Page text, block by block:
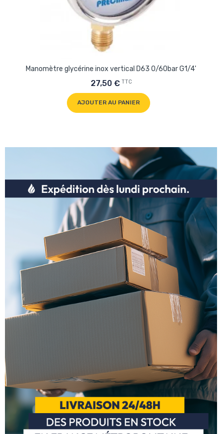
Manomètre glycérine inox vertical D63 0/60bar G1/4'
27,50 € TTC
AJOUTER AU PANIER